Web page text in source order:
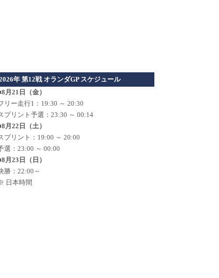
年 第12戦 オランダGP スケジュール
月21日（金）
リー走行1：19:30 ～ 20:30
プリント予選：23:30 ～ 00:14
月22日（土）
プリント：19:00 ～ 20:00
選：23:00 ～ 00:00
月23日（日）
勝：22:00～
日本時間